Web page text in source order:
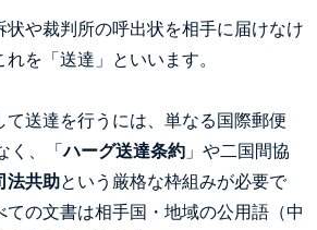
状や裁判所の呼出状を相手に届けなけ
を「送達」といいます。
て送達を行うには、単なる国際郵便
く、「ハーグ送達条約 」や二国間協
法共助という厳格な枠組みが必要で
ての文書は相手国・地域の公用語（中